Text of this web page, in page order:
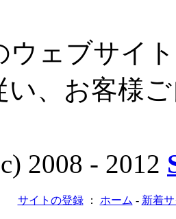
ウェブサイ
い、お客様
2008 - 2012
サイトの登録： ホーム - 新着